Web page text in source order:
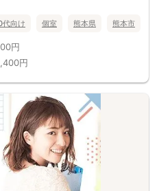
代向け 個室 熊本県 熊本市
円
円